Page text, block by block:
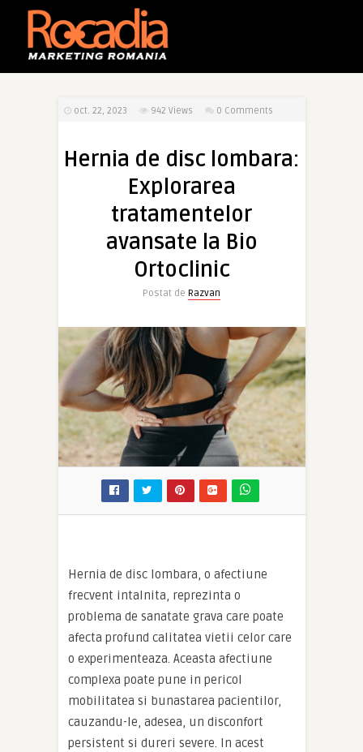
oct. 22, 2023 942 Views 0 Comments
Hernia de disc lombara:
Explorarea
tratamentelor
avansate la Bio
Ortoclinic
Postat de Razvan
Hernia de disc lombara, o afectiune
frecvent intalnita, reprezinta o
problema de sanatate grava care poate
afecta profund calitatea vietii celor care
o experimenteaza. Aceasta afectiune
complexa poate pune in pericol
mobilitatea si bunastarea pacientilor,
cauzandu-le, adesea, un disconfort
persistent si dureri severe. In acest